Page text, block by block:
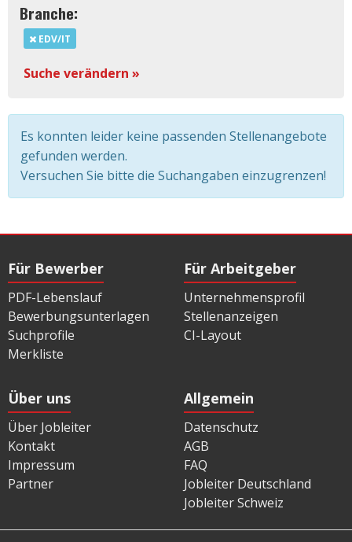
Branche:
EDV/IT
Suche verändern »
Es konnten leider keine passenden Stellenangebote
gefunden werden.
Versuchen Sie bitte die Suchangaben einzugrenzen!
Für Bewerber
PDF-Lebenslauf
Bewerbungsunterlagen
Suchprofile
Merkliste
Für Arbeitgeber
Unternehmensprofil
Stellenanzeigen
CI-Layout
Über uns
Über Jobleiter
Kontakt
Impressum
Partner
Allgemein
Datenschutz
AGB
FAQ
Jobleiter Deutschland
Jobleiter Schweiz